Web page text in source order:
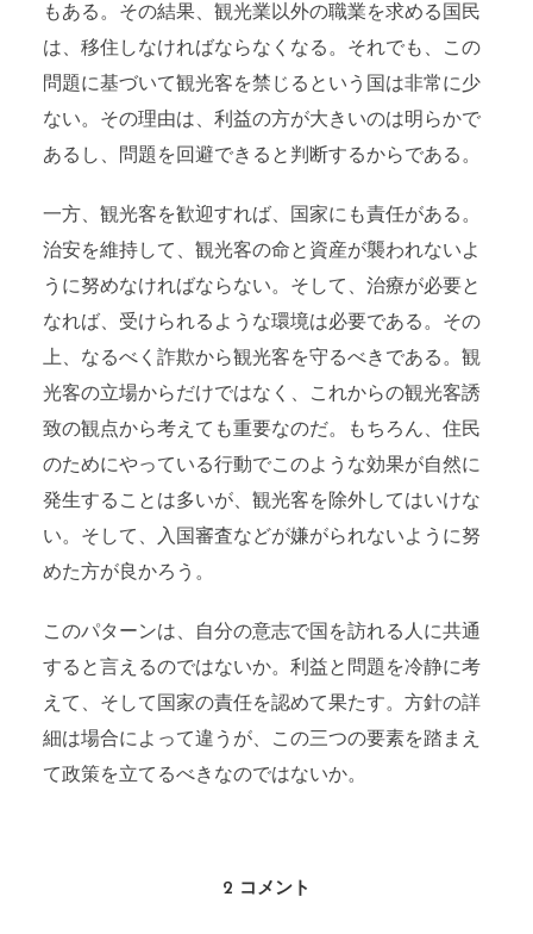
もある。その結果、観光業以外の職業を求める国民
は、移住しなければならなくなる。それでも、この
問題に基づいて観光客を禁じるという国は非常に少
ない。その理由は、利益の方が大きいのは明らかで
あるし、問題を回避できると判断するからである。
一方、観光客を歓迎すれば、国家にも責任がある。
治安を維持して、観光客の命と資産が襲われないよ
うに努めなければならない。そして、治療が必要と
なれば、受けられるような環境は必要である。その
上、なるべく詐欺から観光客を守るべきである。観
光客の立場からだけではなく、これからの観光客誘
致の観点から考えても重要なのだ。もちろん、住民
のためにやっている行動でこのような効果が自然に
発生することは多いが、観光客を除外してはいけな
い。そして、入国審査などが嫌がられないように努
めた方が良かろう。
このパターンは、自分の意志で国を訪れる人に共通
すると言えるのではないか。利益と問題を冷静に考
えて、そして国家の責任を認めて果たす。方針の詳
細は場合によって違うが、この三つの要素を踏まえ
て政策を立てるべきなのではないか。
2 コメント